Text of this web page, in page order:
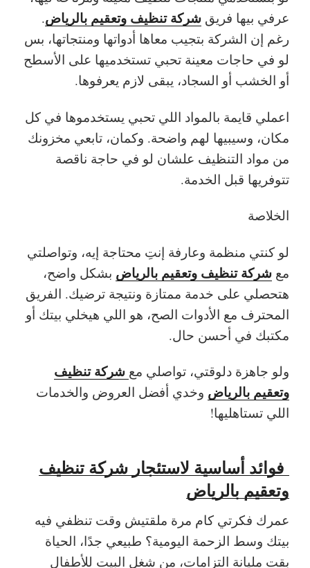
عرفي بيها فريق شركة تنظيف وتعقيم بالرياض.
رغم إن الشركة بتجيب معاها أدواتها ومنتجاتها، بس
لو في حاجات معينة تحبي تستخدميها على الأسطح
أو الخشب أو السجاد، يبقى لازم يعرفوها.
اعملي قايمة بالمواد اللي تحبي يستخدموها في كل
مكان، وسيبيها لهم واضحة. وكمان، تابعي مخزونك
من مواد التنظيف علشان لو في حاجة ناقصة
تتوفريها قبل الخدمة.
الخلاصة
لو كنتي منظمة وعارفة إنتِ محتاجة إيه، وتواصلتي
مع شركة تنظيف وتعقيم بالرياض بشكل واضح،
هتحصلي على خدمة ممتازة ونتيجة ترضيك. الفريق
المحترف مع الأدوات الصح، هو اللي هيخلي بيتك أو
مكتبك في أحسن حال.
ولو جاهزة دلوقتي، تواصلي مع شركة تنظيف
وتعقيم بالرياض وخدي أفضل العروض والخدمات
اللي تستاهليها!
فوائد أساسية لاستئجار شركة تنظيف
وتعقيم بالرياض
عمرك فكرتي كام مرة ملقتيش وقت تنظفي فيه
بيتك وسط الزحمة اليومية؟ طبيعي جدًا، الحياة
بقت مليانة التزامات، من شغل البيت للأطفال